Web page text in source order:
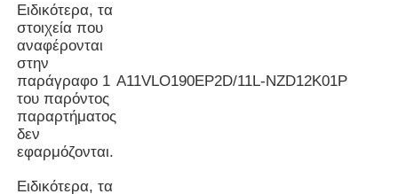
Ειδικότερα, τα
στοιχεία που
αναφέρονται
στην
παράγραφο 1
του παρόντος
παραρτήματος
δεν
εφαρμόζονται.
Α11VLO190EP2D/11L-NZD12K01P
Ειδικότερα, τα